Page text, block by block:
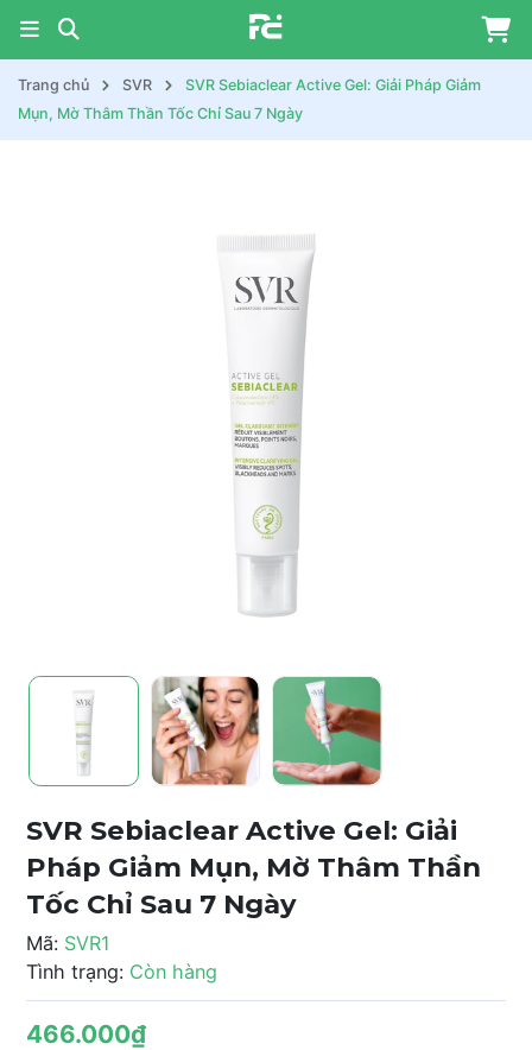
Trang chủ SVR
SVR Sebiaclear Active Gel: Giải Pháp Giảm
Mụn, Mờ Thâm Thần Tốc Chỉ Sau 7 Ngày
SVR Sebiaclear Active Gel: Giải
Pháp Giảm Mụn, Mờ Thâm Thần
Tốc Chỉ Sau 7 Ngày
Mã: SVR1
Tình trạng: Còn hàng
466.000₫